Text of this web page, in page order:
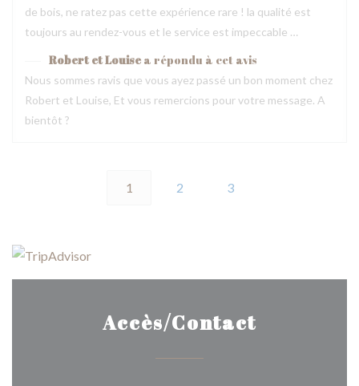
de bois, ne ratez pas cette expérience rare ! la qualité est
toujours au rendez-vous et le service est impeccable …
Robert et Louise a répondu à cet avis
Nous sommes ravis que vous ayez passé un bon moment chez
Robert et Louise, Et vous remercions pour votre message. A
bientôt ?
1 2 3
Accès/Contact